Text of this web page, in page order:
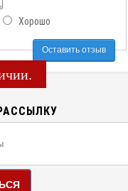
Хорошо
Оставить отзыв